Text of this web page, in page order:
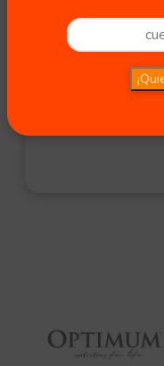
Pedigree
PRESENTACIÓN